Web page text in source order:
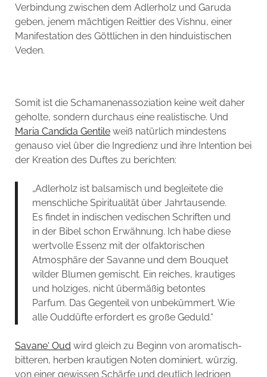
Verbindung zwischen dem Adlerholz und Garuda
geben, jenem mächtigen Reittier des Vishnu, einer
Manifestation des Göttlichen in den hinduistischen
Veden.
Somit ist die Schamanenassoziation keine weit daher
geholte, sondern durchaus eine realistische. Und
Maria Candida Gentileweiß natürlich mindestens
genauso viel über die Ingredienz und ihre Intention bei
der Kreation des Duftes zu berichten:
„Adlerholz ist balsamisch und begleitete die
menschliche Spiritualität über Jahrtausende.
Es findet in indischen vedischen Schriften und
in der Bibel schon Erwähnung. Ich habe diese
wertvolle Essenz mit der olfaktorischen
Atmosphäre der Savanne und dem Bouquet
wilder Blumen gemischt. Ein reiches, krautiges
und holziges, nicht übermäßig betontes
Parfum. Das Gegenteil von unbekümmert. Wie
alle Ouddüfte erfordert es große Geduld.“
Savane‘ Oud wird gleich zu Beginn von aromatisch-
bitteren, herben krautigen Noten dominiert, würzig,
von einer gewissen Schärfe und deutlich ledrigen